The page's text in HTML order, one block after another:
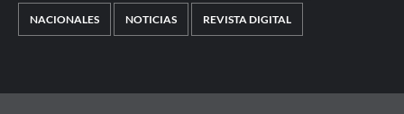
NACIONALES NOTICIAS REVISTA DIGITAL